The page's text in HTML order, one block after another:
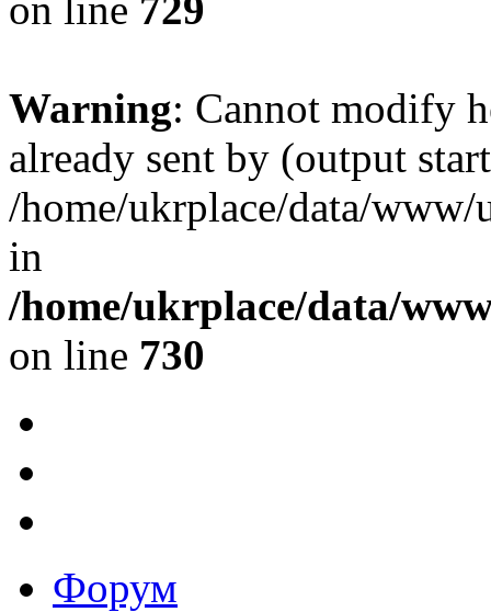
Warning: Cannot modify
already sent by (output
/home/ukrplace/data/
in
/home/ukrplace/data/
on line 730
Форум